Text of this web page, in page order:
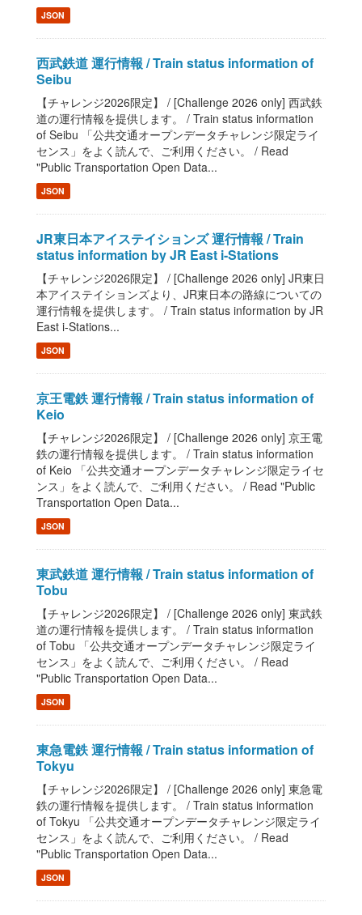
JSON
西武鉄道 運行情報 / Train status information of
Seibu
【チャレンジ2026限定】 / [Challenge 2026 only] 西武鉄
道の運行情報を提供します。 / Train status information
of Seibu 「公共交通オープンデータチャレンジ限定ライ
センス」をよく読んで、ご利用ください。 / Read
"Public Transportation Open Data...
JSON
JR東日本アイステイションズ 運行情報 / Train
status information by JR East i-Stations
【チャレンジ2026限定】 / [Challenge 2026 only] JR東日
本アイステイションズより、JR東日本の路線についての
運行情報を提供します。 / Train status information by JR
East i-Stations...
JSON
京王電鉄 運行情報 / Train status information of
Keio
【チャレンジ2026限定】 / [Challenge 2026 only] 京王電
鉄の運行情報を提供します。 / Train status information
of Keio 「公共交通オープンデータチャレンジ限定ライセ
ンス」をよく読んで、ご利用ください。 / Read "Public
Transportation Open Data...
JSON
東武鉄道 運行情報 / Train status information of
Tobu
【チャレンジ2026限定】 / [Challenge 2026 only] 東武鉄
道の運行情報を提供します。 / Train status information
of Tobu 「公共交通オープンデータチャレンジ限定ライ
センス」をよく読んで、ご利用ください。 / Read
"Public Transportation Open Data...
JSON
東急電鉄 運行情報 / Train status information of
Tokyu
【チャレンジ2026限定】 / [Challenge 2026 only] 東急電
鉄の運行情報を提供します。 / Train status information
of Tokyu 「公共交通オープンデータチャレンジ限定ライ
センス」をよく読んで、ご利用ください。 / Read
"Public Transportation Open Data...
JSON